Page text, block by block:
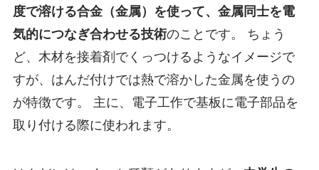
度で溶ける合金（金属）を使って、金属同士を電
気的につなぎ合わせる技術のことです。 ちょう
ど、木材を接着剤でくっつけるようなイメージで
すが、はんだ付けでは熱で溶かした金属を使うの
が特徴です。 主に、電子工作で基板に電子部品を
取り付ける際に使われます。